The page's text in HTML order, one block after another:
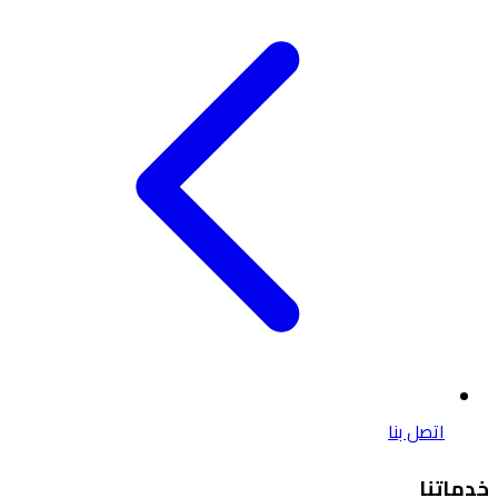
اتصل بنا
خدماتنا